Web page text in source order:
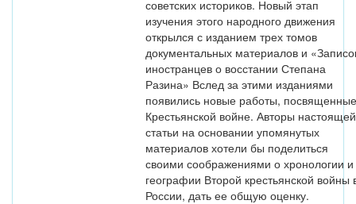
советских историков. Новый этап
изучения этого народного движения
открылся с изданием трех томов
документальных материалов и
иностранцев о восстании Степана
Разина» Вслед за этими изданиями
появились новые работы, посвященные
Крестьянской войне. Авторы настоящей
статьи на основании упомянутых
материалов хотели бы поделиться
своими соображениями о хронологии и
географии Второй крестьянской войны
России, дать ее общую оценку.